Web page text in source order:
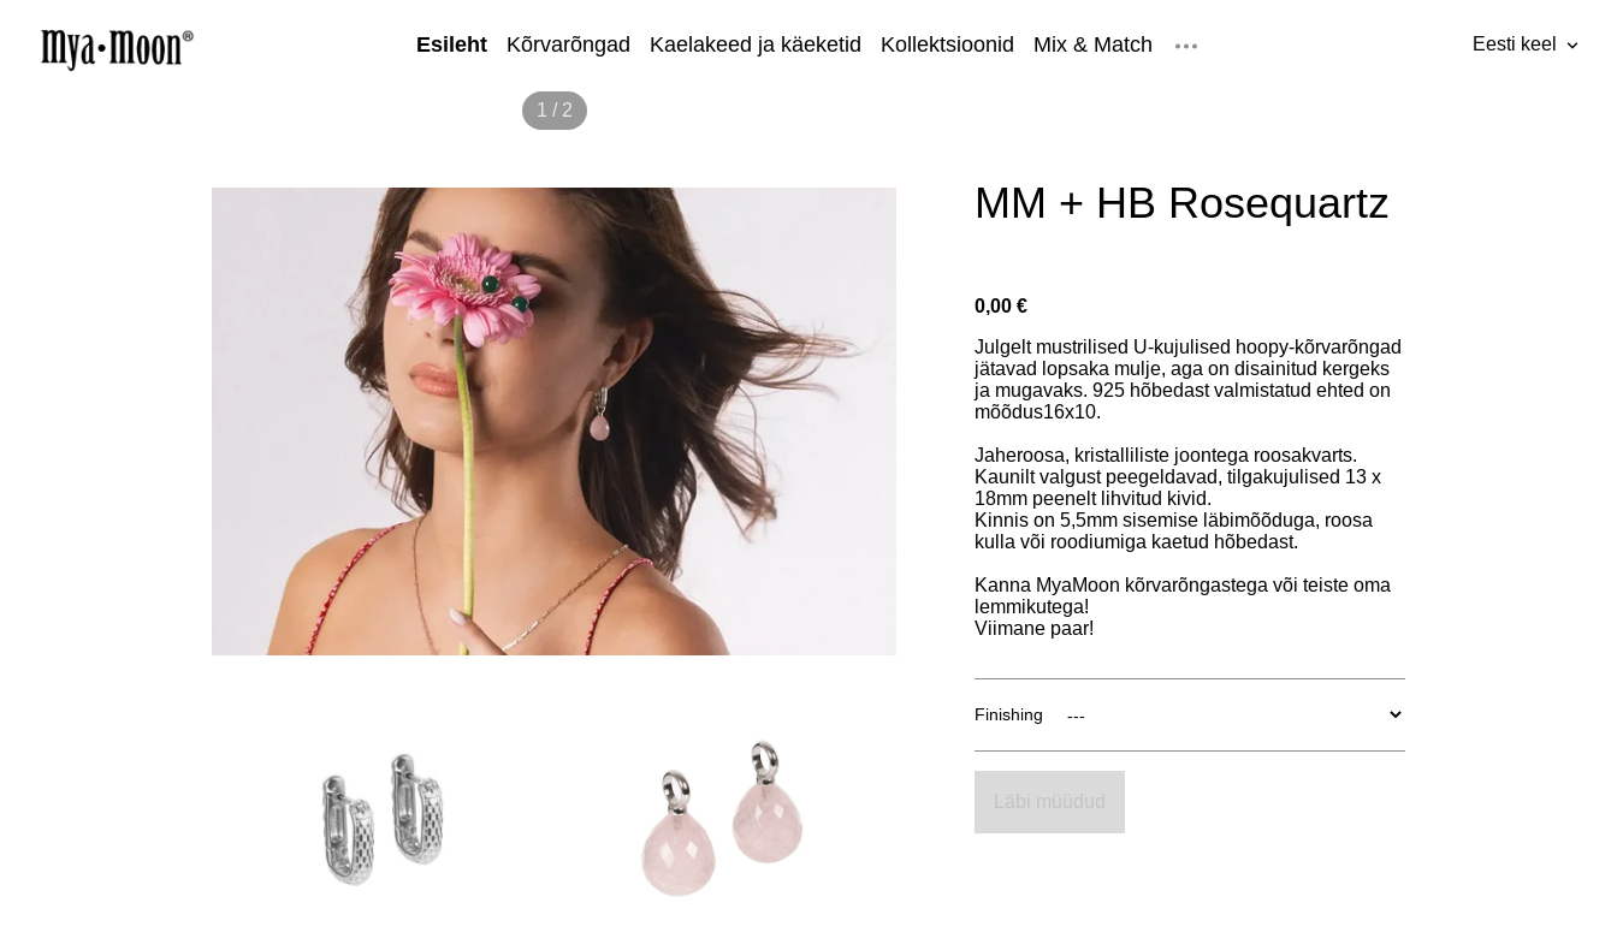
Esileht Kõrvarõngad Kaelakeed ja käeketid Kollektsioonid Mix & Match Eesti keel
1 / 2
MM + HB Rosequartz
0,00 €
Julgelt mustrilised U-kujulised hoopy-kõrvarõngad
jätavad lopsaka mulje, aga on disainitud kergeks
ja mugavaks. 925 hõbedast valmistatud ehted on
mõõdus16x10.
Jaheroosa, kristalliliste joontega roosakvarts.
Kaunilt valgust peegeldavad, tilgakujulised 13 x
18mm peenelt lihvitud kivid.
Kinnis on 5,5mm sisemise läbimõõduga, roosa
kulla või roodiumiga kaetud hõbedast.
Kanna MyaMoon kõrvarõngastega või teiste oma
lemmikutega!
Viimane paar!
Finishing